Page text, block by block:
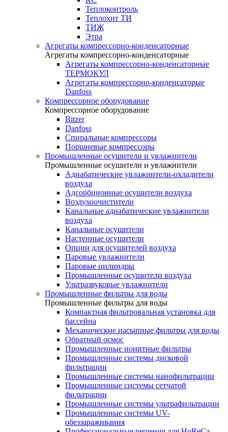
Теплоконтроль
Теплохит ТИ
ТИЖ
Этра
Агрегаты компрессорно-конденсаторные
Агрегаты компрессорно-конденсаторные
Агрегаты компрессорно-конденсаторные
ТЕРМОКУЛ
Агрегаты компрессорно-конденсаторые
Danfoss
Компрессорное оборудование
Компрессорное оборудование
Bitzer
Danfoss
Спиральные компрессоры
Поршневые компрессоры
Промышленные осушители и увлажнители
Промышленные осушители и увлажнители
Адиабатические увлажнители-охладители
воздуха
Адсорбционные осушители воздуха
Воздухоочистители
Канальные адиабатические увлажнители
воздуха
Канальные осушители
Настенные осушители
Опции для осушителей воздуха
Паровые увлажнители
Паровые цилиндры
Промышленные осушители воздуха
Ультразвуковые увлажнители
Промышленные фильтры для воды
Промышленные фильтры для воды
Компактная фильтровальная установка для
бассейна
Механические насыпные фильтры для воды
Обратный осмос
Промышленные ионитные фильтры
Промышленные системы дисковой
фильтрации
Промышленные системы нанофильтрации
Промышленные системы сетчатой
фильтрации
Промышленные системы ультрафильтрации
Промышленные системы UV-
обеззараживания